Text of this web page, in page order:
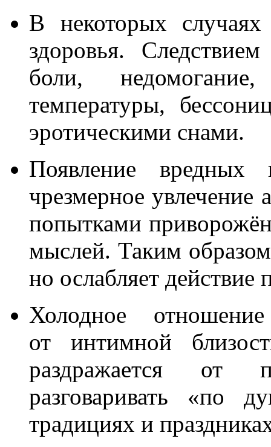
В некоторых
здоровья.
боли,
температуры,
эротическими снами.
Появление вредных
чрезмерное увлечение
попытками
мыслей. Таким
но ослабляет действие
Холодное
от интимной
раздражается от
разговаривать «по
традициях и